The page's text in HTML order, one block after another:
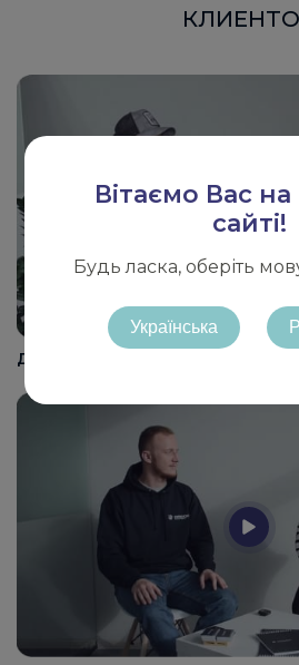
Вітаємо Вас
сайті!
Будь ласка, оберіть
Українська
Доставка из Китая в Украину